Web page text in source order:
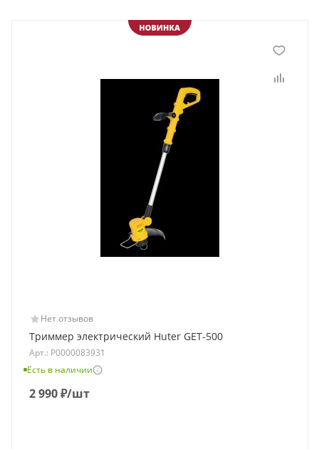
Нет отзывов
Триммер электрический Huter GET-500
Арт.: Р0000083931
Есть в наличии
2 990₽/шт